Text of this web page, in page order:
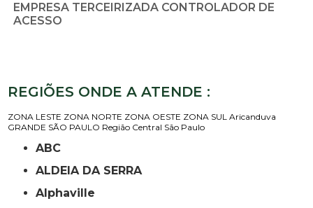
EMPRESA TERCEIRIZADA CONTROLADOR DE
ACESSO
REGIÕES ONDE A ATENDE :
ZONA LESTE ZONA NORTE ZONA OESTE ZONA SUL Aricanduva
GRANDE SÃO PAULO Região Central São Paulo
ABC
ALDEIA DA SERRA
Alphaville